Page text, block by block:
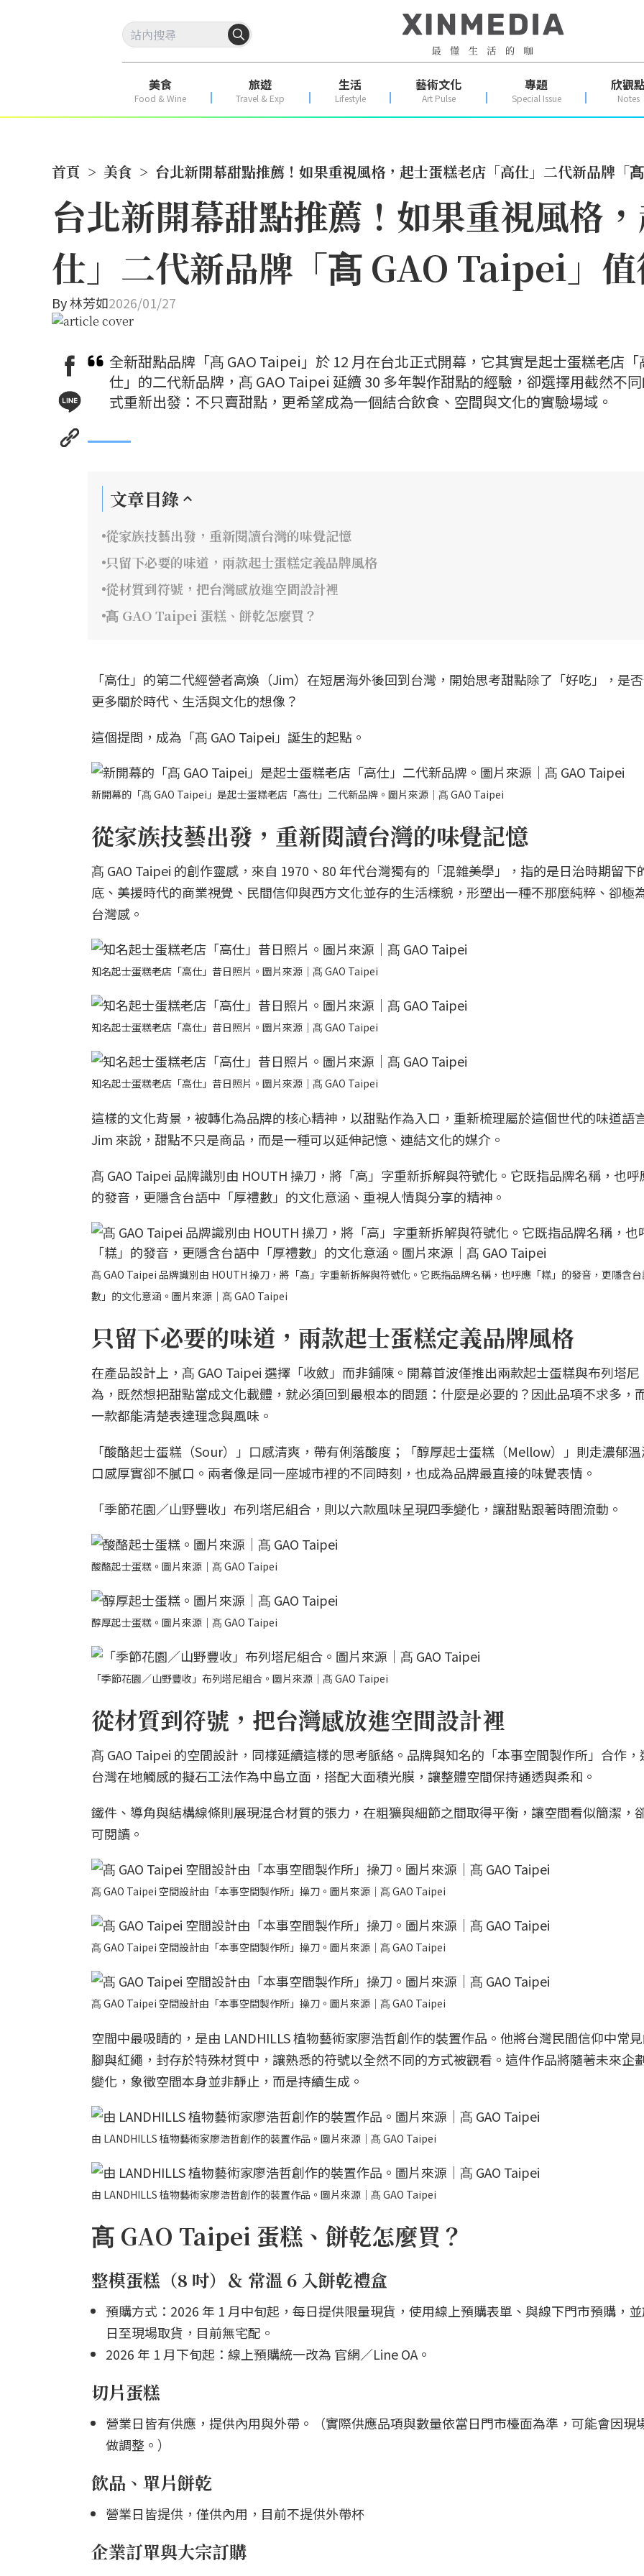
美食
Food & Wine
旅遊
Travel & Exp
生活
Lifestyle
藝術文化
Art Pulse
專題
Special Issue
欣觀點
Notes
首頁 > 美食 > 台北新開幕甜點推薦！如果重視風格，起士蛋糕老店「高仕」二代新品牌「
台北新開幕甜點推薦！如果重視風格
仕」二代新品牌「髙 GAO Taipei」
By林芳如2026/01/27
全新甜點品牌「髙 GAO Taipei」於 12 月在台北正式開幕，它其實是起士蛋糕老店「
仕」的二代新品牌，髙 GAO Taipei 延續 30 多年製作甜點的經驗，卻選擇用截然不
式重新出發：不只賣甜點，更希望成為一個結合飲食、空間與文化的實驗場域。
文章目錄
從家族技藝出發，重新閱讀台灣的味覺記憶
只留下必要的味道，兩款起士蛋糕定義品牌風格
從材質到符號，把台灣感放進空間設計裡
髙 GAO Taipei 蛋糕、餅乾怎麼買？
「高仕」的第二代經營者高煥（Jim）在短居海外後回到台灣，開始思考甜點除了「好吃」，是
更多關於時代、生活與文化的想像？
這個提問，成為「髙 GAO Taipei」誕生的起點。
新開幕的「髙 GAO Taipei」是起士蛋糕老店「高仕」二代新品牌。圖片來源｜髙 GAO Taipei
從家族技藝出發，重新閱讀台灣的味覺記憶
髙 GAO Taipei 的創作靈感，來自 1970、80 年代台灣獨有的「混雜美學」，指的是日治時期留下
底、美援時代的商業視覺、民間信仰與西方文化並存的生活樣貌，形塑出一種不那麼純粹、卻極
台灣感。
知名起士蛋糕老店「高仕」昔日照片。圖片來源｜髙 GAO Taipei
知名起士蛋糕老店「高仕」昔日照片。圖片來源｜髙 GAO Taipei
知名起士蛋糕老店「高仕」昔日照片。圖片來源｜髙 GAO Taipei
這樣的文化背景，被轉化為品牌的核心精神，以甜點作為入口，重新梳理屬於這個世代的味道語
Jim 來說，甜點不只是商品，而是一種可以延伸記憶、連結文化的媒介。
髙 GAO Taipei 品牌識別由 HOUTH 操刀，將「高」字重新拆解與符號化。它既指品牌名稱，也呼
的發音，更隱含台語中「厚禮數」的文化意涵、重視人情與分享的精神。
髙 GAO Taipei 品牌識別由 HOUTH 操刀，將「高」字重新拆解與符號化。它既指品牌名稱，也呼應「糕」的發音，更隱含
數」的文化意涵。圖片來源｜髙 GAO Taipei
只留下必要的味道，兩款起士蛋糕定義品牌風格
在產品設計上，髙 GAO Taipei 選擇「收斂」而非鋪陳。開幕首波僅推出兩款起士蛋糕與布列塔
為，既然想把甜點當成文化載體，就必須回到最根本的問題：什麼是必要的？因此品項不求多，
一款都能清楚表達理念與風味。
「酸酪起士蛋糕（Sour）」口感清爽，帶有俐落酸度；「醇厚起士蛋糕（Mellow）」則走濃郁溫
口感厚實卻不膩口。兩者像是同一座城市裡的不同時刻，也成為品牌最直接的味覺表情。
「季節花園／山野豐收」布列塔尼組合，則以六款風味呈現四季變化，讓甜點跟著時間流動。
酸酪起士蛋糕。圖片來源｜髙 GAO Taipei
醇厚起士蛋糕。圖片來源｜髙 GAO Taipei
「季節花園／山野豐收」布列塔尼組合。圖片來源｜髙 GAO Taipei
從材質到符號，把台灣感放進空間設計裡
髙 GAO Taipei 的空間設計，同樣延續這樣的思考脈絡。品牌與知名的「本事空間製作所」合作，
台灣在地觸感的擬石工法作為中島立面，搭配大面積光膜，讓整體空間保持通透與柔和。
鐵件、導角與結構線條則展現混合材質的張力，在粗獷與細節之間取得平衡，讓空間看似簡潔，
可閱讀。
髙 GAO Taipei 空間設計由「本事空間製作所」操刀。圖片來源｜髙 GAO Taipei
髙 GAO Taipei 空間設計由「本事空間製作所」操刀。圖片來源｜髙 GAO Taipei
髙 GAO Taipei 空間設計由「本事空間製作所」操刀。圖片來源｜髙 GAO Taipei
空間中最吸睛的，是由 LANDHILLS 植物藝術家廖浩哲創作的裝置作品。他將台灣民間信仰中常
腳與紅繩，封存於特殊材質中，讓熟悉的符號以全然不同的方式被觀看。這件作品將隨著未來企
變化，象徵空間本身並非靜止，而是持續生成。
由 LANDHILLS 植物藝術家廖浩哲創作的裝置作品。圖片來源｜髙 GAO Taipei
由 LANDHILLS 植物藝術家廖浩哲創作的裝置作品。圖片來源｜髙 GAO Taipei
髙 GAO Taipei 蛋糕、餅乾怎麼買？
整模蛋糕（8 吋）＆ 常溫 6 入餅乾禮盒
預購方式：2026 年 1 月中旬起，每日提供限量現貨，使用線上預購表單、與線下門市預購，
日至現場取貨，目前無宅配。
2026 年 1 月下旬起：線上預購統一改為 官網／Line OA。
切片蛋糕
營業日皆有供應，提供內用與外帶。（實際供應品項與數量依當日門市檯面為準，可能會因現
做調整。）
飲品、單片餅乾
營業日皆提供，僅供內用，目前不提供外帶杯
企業訂單與大宗訂購